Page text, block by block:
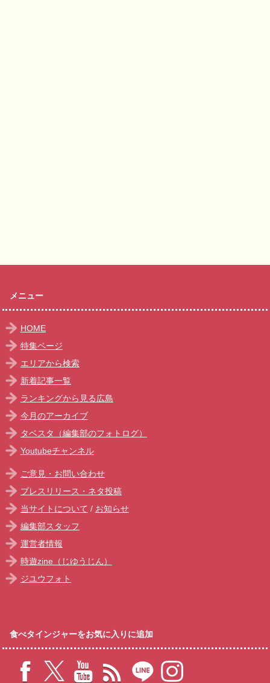
メニュー
HOME
特集ページ
エリアから検索
新着記事一覧
ランキングから見る広島
今月のアーカイブ
タベスタ（編集部のフォトログ）
Youtubeチャンネル
ご意見・お問い合わせ
プレスリリース・ネタ投稿
当サイトについて / お知らせ
編集部スタッフ
運営者情報
時遊zine（じゆうじん）
ジユウフォト
食べタインジャーをお気に入りに追加